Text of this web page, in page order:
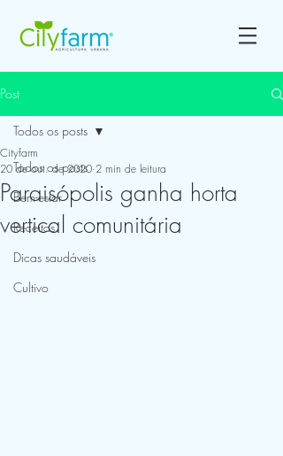
Post
Todos os posts
Bem-estar
Receitas
Dicas saudáveis
Cultivo
Todos os posts
Paraisópolis ganha horta
vertical comunitária
Cityfarm
20 de out. de 2020 2 min de leitura